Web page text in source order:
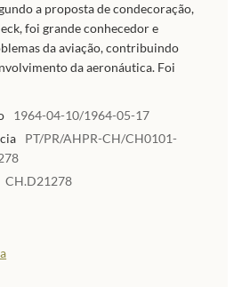
a proposta de condecoração,
foi grande conhecedor e
da aviação, contribuindo
da aeronáutica. Foi
1964-04-10/1964-05-17
PT/PR/AHPR-CH/CH0101-
CH.D21278